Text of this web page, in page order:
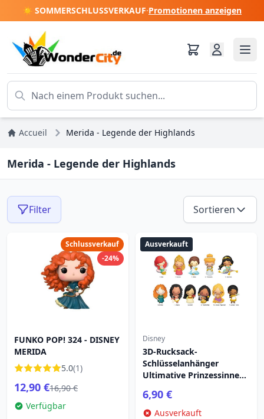
☀️ SOMMERSCHLUSSVERKAUF·Promotionen anzeigen
Accueil Merida - Legende der Highlands
Merida - Legende der Highlands
Filter Sortieren
Schlussverkauf
-24%
FUNKO POP! 324 - DISNEY
MERIDA
5.0(1)
12,90 €16,90 €
Verfügbar
Ausverkauft
Disney
3D-Rucksack-
Schlüsselanhänger
Ultimative Prinzessinnen-
6,90 €
Ausverkauft